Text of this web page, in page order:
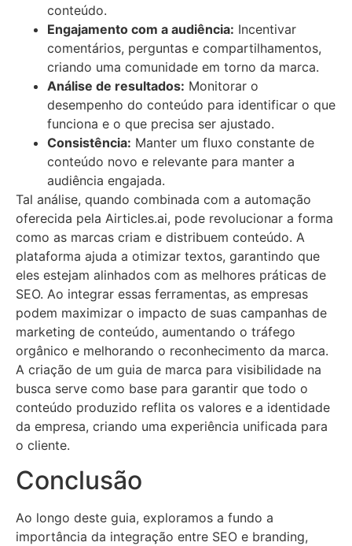
conteúdo.
Engajamento com a audiência: Incentivar
comentários, perguntas e compartilhamentos,
criando uma comunidade em torno da marca.
Análise de resultados: Monitorar o
desempenho do conteúdo para identificar o que
funciona e o que precisa ser ajustado.
Consistência: Manter um fluxo constante de
conteúdo novo e relevante para manter a
audiência engajada.
Tal análise, quando combinada com a automação
oferecida pela Airticles.ai, pode revolucionar a forma
como as marcas criam e distribuem conteúdo. A
plataforma ajuda a otimizar textos, garantindo que
eles estejam alinhados com as melhores práticas de
SEO. Ao integrar essas ferramentas, as empresas
podem maximizar o impacto de suas campanhas de
marketing de conteúdo, aumentando o tráfego
orgânico e melhorando o reconhecimento da marca.
A criação de um guia de marca para visibilidade na
busca serve como base para garantir que todo o
conteúdo produzido reflita os valores e a identidade
da empresa, criando uma experiência unificada para
o cliente.
Conclusão
Ao longo deste guia, exploramos a fundo a
importância da integração entre SEO e branding,